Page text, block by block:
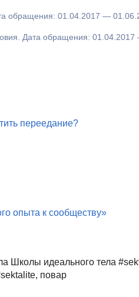
обращения: 01.04.2017 —
Дата обращения: 01.04.2017
переедание?
опыта к сообществу»
Школы идеального тела
повар